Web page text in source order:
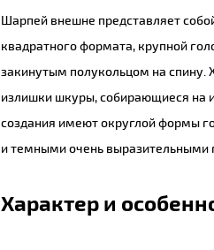
Шарпей внешне представляет
квадратного формата, крупной
закинутым полукольцом на спину.
излишки шкуры, собирающиеся на
создания имеют округлой формы
и темными очень выразительными
Характер и